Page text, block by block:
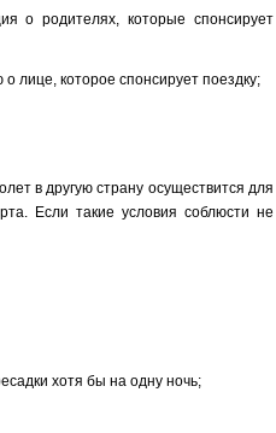
о родителях, которые спонсирует
лице, которое спонсирует поездку;
в другую страну осуществится для
Если такие условия соблюсти не
хотя бы на одну ночь;